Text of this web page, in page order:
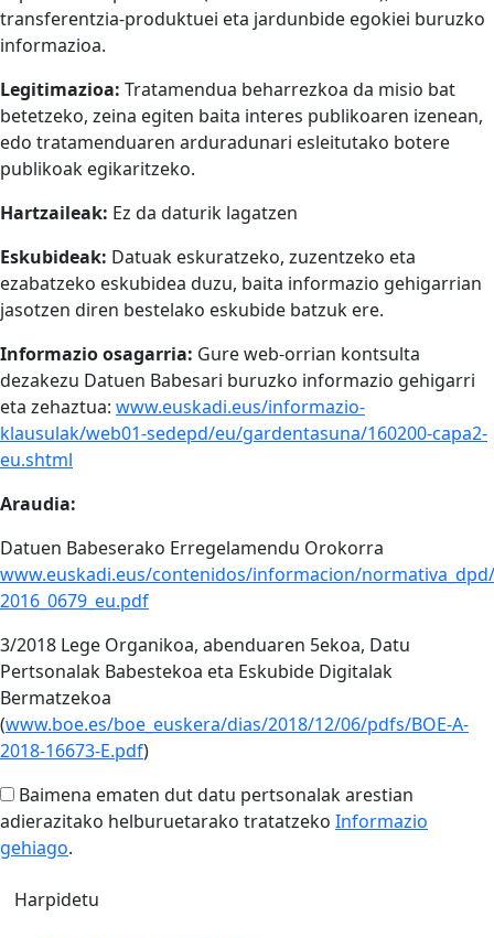
transferentzia-produktuei eta jardunbide egokiei buruzko
informazioa.
Legitimazioa: Tratamendua beharrezkoa da misio bat
betetzeko, zeina egiten baita interes publikoaren izenean,
edo tratamenduaren arduradunari esleitutako botere
publikoak egikaritzeko.
Hartzaileak: Ez da daturik lagatzen
Eskubideak: Datuak eskuratzeko, zuzentzeko eta
ezabatzeko eskubidea duzu, baita informazio gehigarrian
jasotzen diren bestelako eskubide batzuk ere.
Informazio osagarria: Gure web-orrian kontsulta
dezakezu Datuen Babesari buruzko informazio gehigarri
eta zehaztua: www.euskadi.eus/informazio-
klausulak/web01-sedepd/eu/gardentasuna/160200-capa2-
eu.shtml
Araudia:
Datuen Babeserako Erregelamendu Orokorra
www.euskadi.eus/contenidos/informacion/
2016_0679_eu.pdf
3/2018 Lege Organikoa, abenduaren 5ekoa, Datu
Pertsonalak Babestekoa eta Eskubide Digitalak
Bermatzekoa
(www.boe.es/boe_euskera/dias/2018/12/06/pdfs/BOE-A-
2018-16673-E.pdf)
Baimena ematen dut datu pertsonalak arestian
adierazitako helburuetarako tratatzeko Informazio
gehiago.